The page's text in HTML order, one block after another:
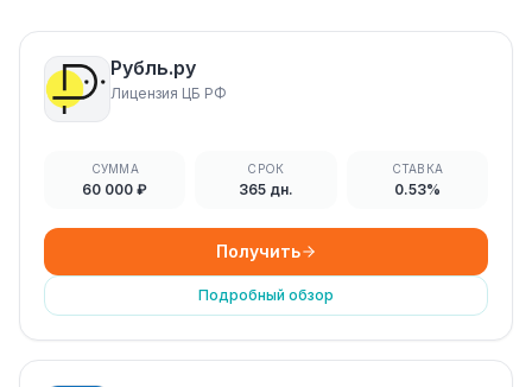
Рубль.ру
Лицензия ЦБ РФ
СУММА
60 000 ₽
СРОК
365 дн.
СТАВКА
0.53%
Получить
Подробный обзор